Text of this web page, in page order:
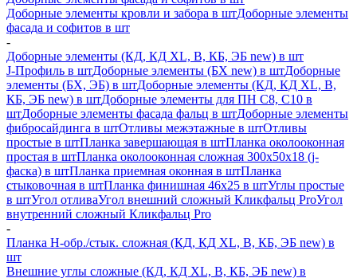
Доборные элементы кровли и забора в штДоборные элементы
фасада и софитов в шт
-
Доборные элементы (КД, КД XL, В, КБ, ЭБ new) в шт
J-Профиль в штДоборные элементы (БХ new) в штДоборные
элементы (БХ, ЭБ) в штДоборные элементы (КД, КД XL, В,
КБ, ЭБ new) в штДоборные элементы для ПН С8, С10 в
штДоборные элементы фасада фальц в штДоборные элементы
фибросайдинга в штОтливы межэтажные в штОтливы
простые в штПланка завершающая в штПланка околооконная
простая в штПланка околооконная сложная 300х50х18 (j-
фаска) в штПланка приемная оконная в штПланка
стыковочная в штПланка финишная 46х25 в штУглы простые
в штУгол отливаУгол внешний сложный Кликфальц ProУгол
внутренний сложный Кликфальц Pro
-
Планка H-обр./стык. сложная (КД, КД XL, В, КБ, ЭБ new) в
шт
Внешние углы сложные (КД, КД XL, В, КБ, ЭБ new) в